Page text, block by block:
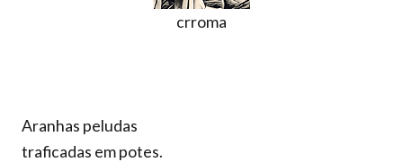
crroma
Aranhas peludas
traficadas em potes.